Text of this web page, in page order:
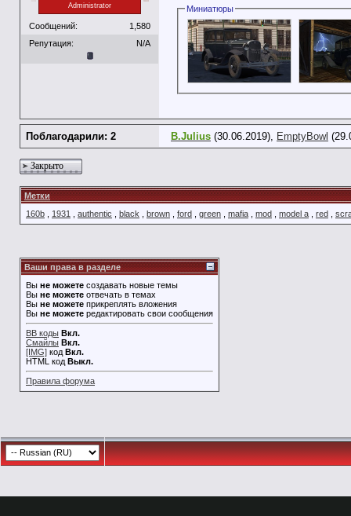
Administrator
Сообщений:
1,580
Репутация:
N/A
Миниатюры
Поблагодарили: 2 B.Julius (30.06.2019), EmptyBowl
Закрыто
Метки
160b
1931 authentic black brown ford green mafia mod model a red
Ваши права в разделе
Вы не можете создавать новые темы
Вы не можете отвечать в темах
Вы не можете прикреплять вложения
Вы не можете редактировать свои сообщения
BB коды Вкл.
Смайлы Вкл.
[IMG] код Вкл.
HTML код Выкл.
Правила форума